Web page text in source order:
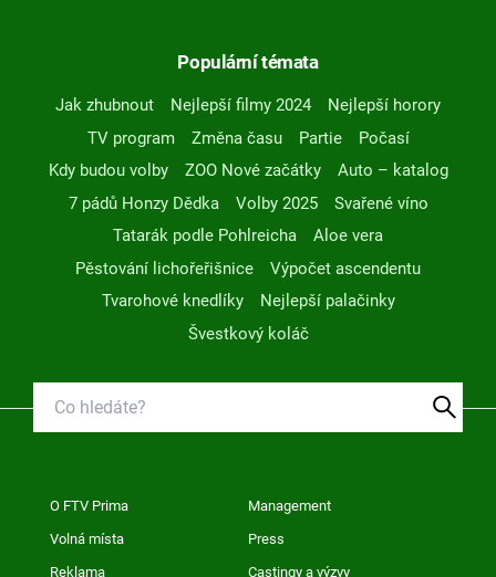
Populární témata
Jak zhubnout Nejlepší filmy 2024
Nejlepší horory
TV program
Změna času Partie
Počasí
Kdy budou volby
ZOO Nové začátky
Auto – katalog
7 pádů Honzy Dědka
Volby 2025
Svařené víno
Tatarák podle Pohlreicha
Aloe vera
Pěstování lichořeřišnice
Výpočet ascendentu
Tvarohové knedlíky
Nejlepší palačinky
Švestkový koláč
O FTV Prima Management
Volná místa Press
Reklama Castingy a výzvy